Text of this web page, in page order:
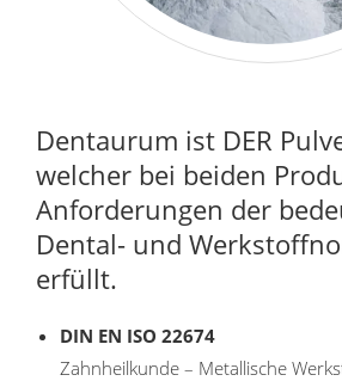
Dentaurum ist DER
welcher bei beiden
Anforderungen der
Dental- und
erfüllt.
DIN EN ISO 22674
Zahnheilkunde – Metallische